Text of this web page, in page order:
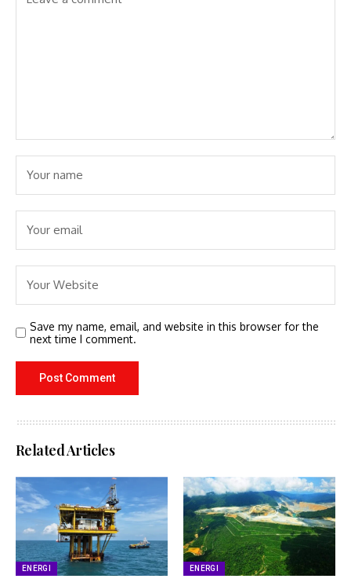
Save my name, email, and website in this browser for the
next time I comment.
Related Articles
ENERGI ENERGI